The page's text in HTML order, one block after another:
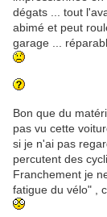
dégats ... tout
abimé et peut
garage ...
Bon que du
pas vu cette
si je n'ai pas
percutent des
Franchement je
fatigue du vélo" ,